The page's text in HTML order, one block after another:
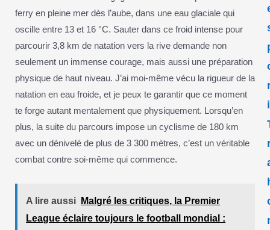
ferry en pleine mer dès l’aube, dans une eau glaciale qui
oscille entre 13 et 16 °C. Sauter dans ce froid intense pour
parcourir 3,8 km de natation vers la rive demande non
seulement un immense courage, mais aussi une préparation
physique de haut niveau. J’ai moi-même vécu la rigueur de la
natation en eau froide, et je peux te garantir que ce moment
te forge autant mentalement que physiquement. Lorsqu’en
plus, la suite du parcours impose un cyclisme de 180 km
avec un dénivelé de plus de 3 300 mètres, c’est un véritable
combat contre soi-même qui commence.
A lire aussi
Malgré les critiques, la Premier
League éclaire toujours le football mondial :